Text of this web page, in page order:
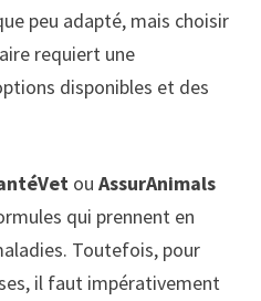
peu adapté, mais choisir
requiert une
disponibles et des
ou AssurAnimals
qui prennent en
Toutefois, pour
il faut impérativement